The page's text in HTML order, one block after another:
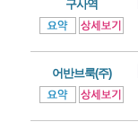
구사역
어반브룩(주)